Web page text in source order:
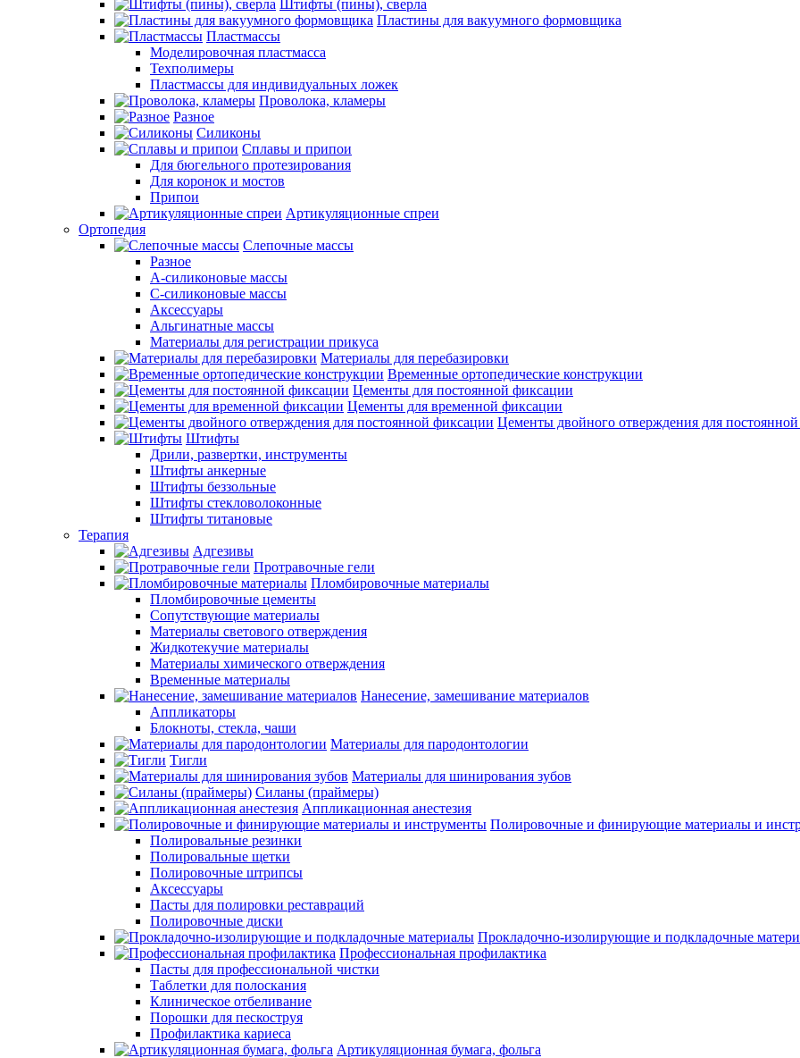
Штифты (пины), сверла
Пластины для вакуумного формовщика
Пластмассы
Моделировочная пластмасса
Техполимеры
Пластмассы для индивидуальных ложек
Проволока, кламеры
Разное
Силиконы
Сплавы и припои
Для бюгельного протезирования
Для коронок и мостов
Припои
Артикуляционные спреи
Ортопедия
Слепочные массы
Разное
А-силиконовые массы
С-силиконовые массы
Аксессуары
Альгинатные массы
Материалы для регистрации прикуса
Материалы для перебазировки
Временные ортопедические конструкции
Цементы для постоянной фиксации
Цементы для временной фиксации
Цементы двойного отверждения для
Штифты
Дрили, развертки, инструменты
Штифты анкерные
Штифты беззольные
Штифты стекловолоконные
Штифты титановые
Терапия
Адгезивы
Протравочные гели
Пломбировочные материалы
Пломбировочные цементы
Сопутствующие материалы
Материалы светового отверждения
Жидкотекучие материалы
Материалы химического отверждения
Временные материалы
Нанесение, замешивание материалов
Аппликаторы
Блокноты, стекла, чаши
Материалы для пародонтологии
Тигли
Материалы для шинирования зубов
Силаны (праймеры)
Аппликационная анестезия
Полировочные и финирующие материалы и
Полировальные резинки
Полировальные щетки
Полировочные штрипсы
Аксессуары
Пасты для полировки реставраций
Полировочные диски
Прокладочно-изолирующие и подкладочные
Профессиональная профилактика
Пасты для профессиональной чистки
Таблетки для полоскания
Клиническое отбеливание
Порошки для пескоструя
Профилактика кариеса
Артикуляционная бумага, фольга